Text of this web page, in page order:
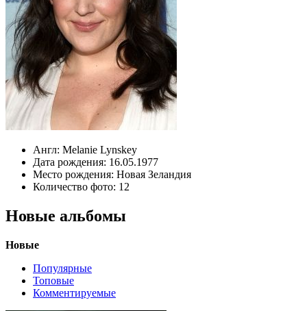
Англ: Melanie Lynskey
Дата рождения: 16.05.1977
Место рождения: Новая Зеландия
Количество фото: 12
Новые альбомы
Новые
Популярные
Топовые
Комментируемые